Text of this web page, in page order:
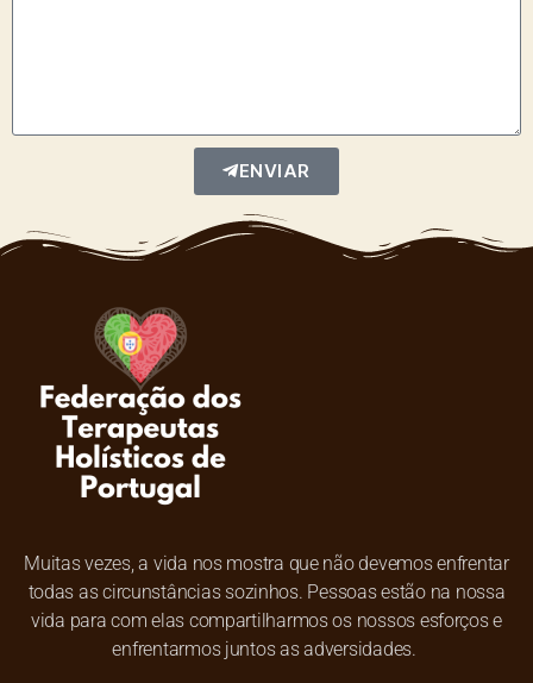
ENVIAR
Muitas vezes, a vida nos mostra que não devemos enfrentar
todas as circunstâncias sozinhos. Pessoas estão na nossa
vida para com elas compartilharmos os nossos esforços e
enfrentarmos juntos as adversidades.